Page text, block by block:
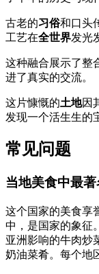
古老的习俗和口头
工艺在全世界发光
这种融合展示了整
进了真实的交流。
这片慷慨的土地因
发现一个活生生的
常见问题
当地美食中最
这个国家的美食享
中，是国家的象征
亚洲影响的牛肉炒
奶油菜肴。每个地